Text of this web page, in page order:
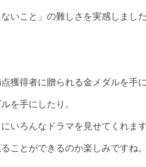
いこと」の難しさを実感しまし
獲得者に贈られる金メダルを手
を手にしたり。
いろんなドラマを見せてくれま
ことができるのか楽しみですね